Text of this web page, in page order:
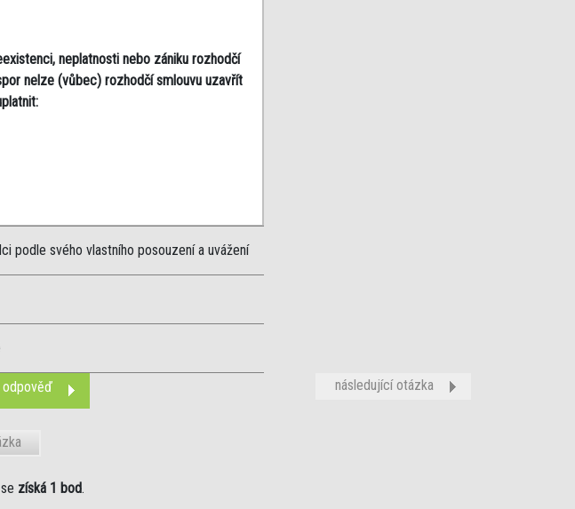
neplatnosti nebo zániku rozhodčí
nelze (vůbec) rozhodčí smlouvu uzavřít
podle svého vlastního posouzení a uvážení
odpověď následující otázka
získá 1 bod.